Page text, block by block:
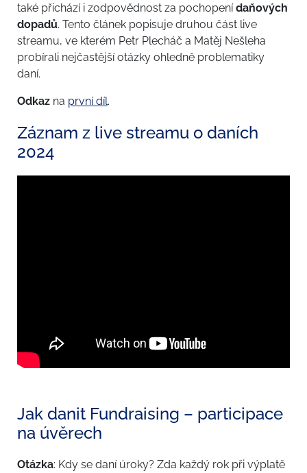
také přichází i zodpovědnost za pochopenídaňových
dopadů. Tento článek popisuje druhou část live
streamu, ve kterém Petr Plecháč a Matěj Nešleha
probírali nejčastější otázky ohledně problematiky
daní.
Odkaz na první díl.
Záznam z live streamu o daních
2024
Jak danit Fundraising – participace
na úvěrech
Otázka: Kdy se daní úroky? Zda každý rok při výplatě